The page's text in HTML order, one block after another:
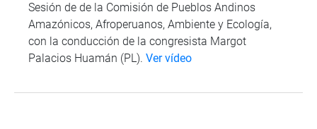
Sesión de de la Comisión de Pueblos Andinos
Amazónicos, Afroperuanos, Ambiente y Ecología,
con la conducción de la congresista Margot
Palacios Huamán (PL). Ver vídeo